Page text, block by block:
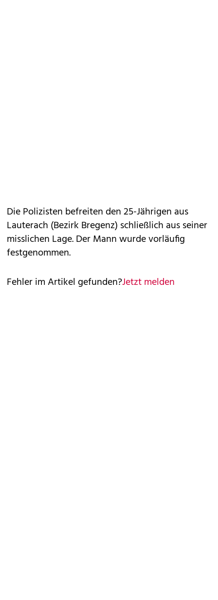
Die Polizisten befreiten den 25-Jährigen aus
Lauterach (Bezirk Bregenz) schließlich aus seiner
misslichen Lage. Der Mann wurde vorläufig
festgenommen.
Fehler im Artikel gefunden?Jetzt melden